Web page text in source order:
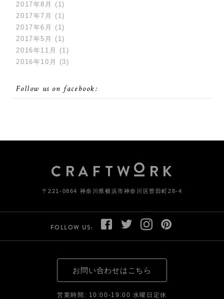
2017年8月
(1)
2017年7月
(1)
2017年6月
(1)
2017年5月
(1)
2016年11月
(1)
2016年10月
(3)
Follow us on facebook:
〒221-0864 神奈川県横浜市神奈川区菅田町28-4
FOLLOW US:
お問い合わせはこちら
営業時間: 10:00-19:00 水曜日定休